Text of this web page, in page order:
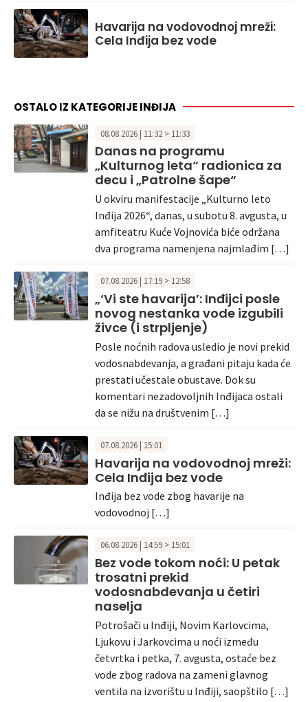
Havarija na vodovodnoj mreži:
Cela Inđija bez vode
OSTALO IZ KATEGORIJE INĐIJA
08.08.2026 | 11:32 > 11:33
Danas na programu
„Kulturnog leta“ radionica za
decu i „Patrolne šape“
U okviru manifestacije „Kulturno leto
Inđija 2026“, danas, u subotu 8. avgusta, u
amfiteatru Kuće Vojnovića biće održana
dva programa namenjena najmlađim […]
07.08.2026 | 17:19 > 12:58
„‘Vi ste havarija’: Inđijci posle
novog nestanka vode izgubili
živce (i strpljenje)
Posle noćnih radova usledio je novi prekid
vodosnabdevanja, a građani pitaju kada će
prestati učestale obustave. Dok su
komentari nezadovoljnih Inđijaca ostali
da se nižu na društvenim […]
07.08.2026 | 15:01
Havarija na vodovodnoj mreži:
Cela Inđija bez vode
Inđija bez vode zbog havarije na
vodovodnoj […]
06.08.2026 | 14:59 > 15:01
Bez vode tokom noći: U petak
trosatni prekid
vodosnabdevanja u četiri
naselja
Potrošači u Inđiji, Novim Karlovcima,
Ljukovu i Jarkovcima u noći između
četvrtka i petka, 7. avgusta, ostaće bez
vode zbog radova na zameni glavnog
ventila na izvorištu u Inđiji, saopštilo […]